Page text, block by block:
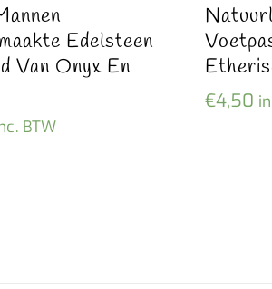
Edelsteen
Van Onyx En
BTW
€4,50